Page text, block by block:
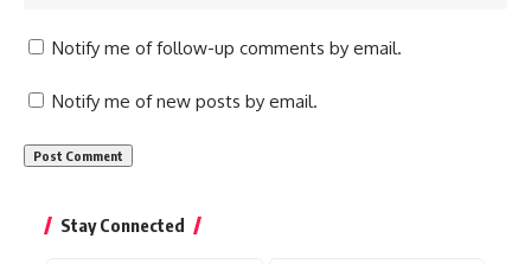
Notify me of follow-up comments by email.
Notify me of new posts by email.
Stay Connected